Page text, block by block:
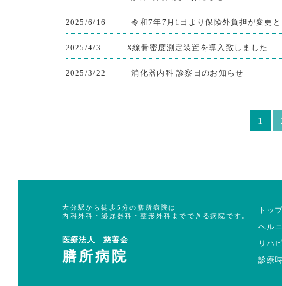
2025/6/16 令和7年7月1日より保険外負担が変更
2025/4/3 X線骨密度測定装置を導入致しました
2025/3/22 消化器内科 診察日のお知らせ
1
大分駅から徒歩5分の膳所病院は
内科外科・泌尿器科・整形外科までできる病院です。
医療法人 慈善会
膳所病院
トッ
ヘル
リハ
診療